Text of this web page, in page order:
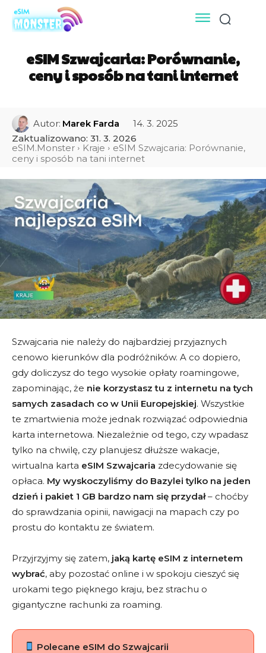
eSIM Szwajcaria: Porównanie,
ceny i sposób na tani internet
Autor: Marek Farda
14. 3. 2025
Zaktualizowano: 31. 3. 2026
eSIM.Monster
Kraje
eSIM Szwajcaria: Porównanie,
ceny i sposób na tani internet
Szwajcaria nie należy do najbardziej przyjaznych
cenowo kierunków dla podróżników. A co dopiero,
gdy doliczysz do tego wysokie opłaty roamingowe,
zapominając, że nie korzystasz tu z internetu na tych
samych zasadach co w Unii Europejskiej. Wszystkie
te zmartwienia może jednak rozwiązać odpowiednia
karta internetowa. Niezależnie od tego, czy wpadasz
tylko na chwilę, czy planujesz dłuższe wakacje,
wirtualna karta eSIM Szwajcaria zdecydowanie się
opłaca. My wyskoczyliśmy do Bazylei tylko na jeden
dzień i pakiet 1 GB bardzo nam się przydał– choćby
do sprawdzania opinii, nawigacji na mapach czy po
prostu do kontaktu ze światem.
Przyjrzyjmy się zatem, jaką kartę eSIM z internetem
wybrać, aby pozostać online i w spokoju cieszyć się
urokami tego pięknego kraju, bez strachu o
gigantyczne rachunki za roaming.
Polecane eSIM do Szwajcarii